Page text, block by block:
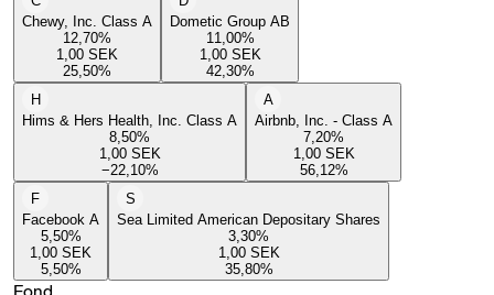
Chewy, Inc. Class A
12,70%
1,00 SEK
25,50%
Dometic Group AB
11,00%
1,00 SEK
42,30%
H
Hims & Hers Health, Inc. Class A
8,50%
1,00 SEK
−22,10%
A
Airbnb, Inc. - Class A
7,20%
1,00 SEK
56,12%
F
Facebook A
5,50%
1,00 SEK
5,50%
S
Sea Limited American Depositary Shares
3,30%
1,00 SEK
35,80%